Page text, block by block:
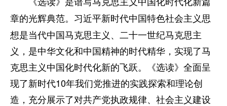
章的光辉典范。 习近平新时代中国特色社会主义思
想是当代中国马克思主义、二十一世纪马克思主
义，是中华文化和中国精神的时代精华，实现了马
克思主义中国化时代化新的飞跃。《选读》全面呈
现了新时代10年我们党推进的实践探索和理论创
造，充分展示了对共产党执政规律、社会主义建设